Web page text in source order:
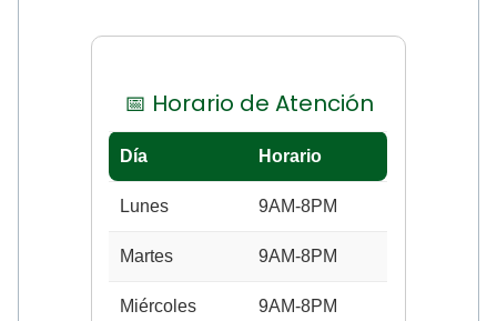
📅 Horario de Atención
Día Horario
Lunes 9AM-8PM
Martes 9AM-8PM
Miércoles 9AM-8PM